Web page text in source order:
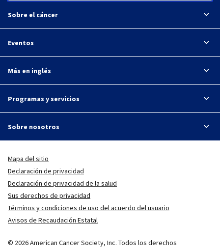
Sobre el cáncer
Eventos
Más en inglés
Programas y servicios
Sobre nosotros
Mapa del sitio
Declaración de privacidad
Declaración de privacidad de la salud
Sus derechos de privacidad
Términos y condiciones de uso del acuerdo del usuario
Avisos de Recaudación Estatal
© 2026 American Cancer Society, Inc. Todos los derechos